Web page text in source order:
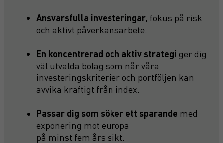
Ansvarsfulla investeringar, fokus på risk
och aktivt påverkansarbete.
En koncentrerad och aktiv strategi ger dig
väl utvalda bolag som når våra
investeringskriterier och portföljen kan
avvika kraftigt från index.
Passar dig som söker ett sparande med
exponering mot europa
på minst fem års sikt.